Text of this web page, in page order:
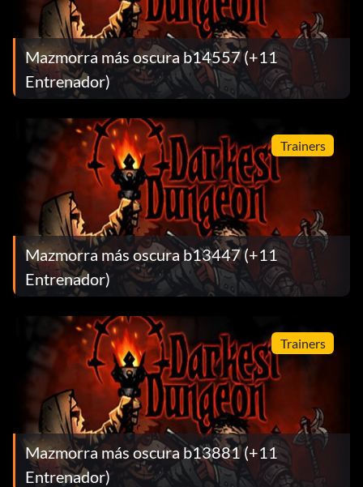
Mazmorra más oscura b14557 (+11
Entrenador)
Trainers
Mazmorra más oscura b13447 (+11
Entrenador)
Trainers
Mazmorra más oscura b13881 (+11
Entrenador)